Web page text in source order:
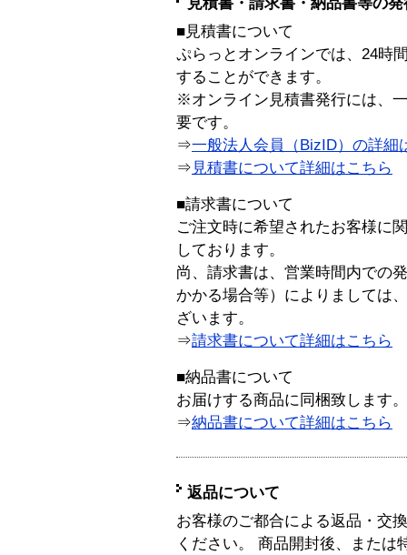
見積書・請求書・納品書等の
■見積書について
ぷらっとオンラインでは、24時
することができます。
※オンライン見積書発行には、
要です。
⇒一般法人会員（BizID）の詳細
⇒ 見積書について詳細はこちら
■請求書について
ご注文時に希望されたお客様に
しております。
尚、請求書は、営業時間内での
かかる場合等）によりましては
ざいます。
⇒請求書について詳細はこちら
■納品書について
お届けする商品に同梱致します。
⇒納品書について詳細はこちら
返品について
お客様のご都合による返品・交
ください。 商品開封後、または